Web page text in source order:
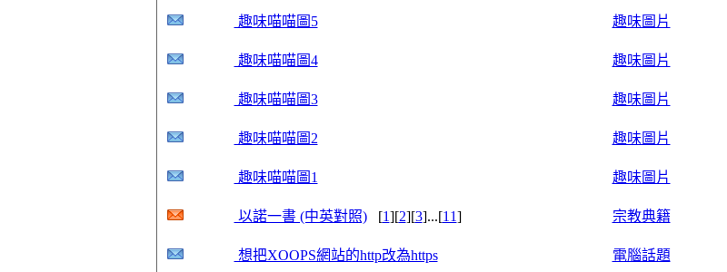
趣味喵喵圖5
趣味圖片
趣味喵喵圖4
趣味圖片
趣味喵喵圖3
趣味圖片
趣味喵喵圖2
趣味圖片
趣味喵喵圖1
趣味圖片
以諾一書 (中英對照)[1][2][3]...[11] 宗教典籍
想把XOOPS網站的http改為https
電腦話題